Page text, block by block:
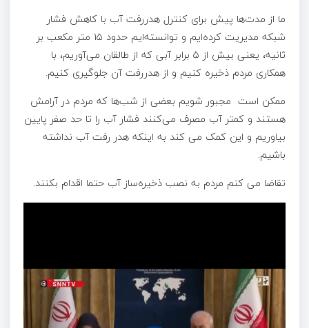
ما از مدت‌ها پیش برای کنترل هدررفت آب با کاهش فشار
شبکه مدیریت کرده‌ایم و توانسته‌ایم حدود ۱۵ متر مکعب بر
ثانیه، یعنی بیش از ۵ برابر آبی که از طالقان می‌آوریم، با
همکاری مردم ذخیره کنیم و از هدررفت آن جلوگیری کنیم.
ممکن است مجبور شویم بعضی از شب‌ها که مردم در آرامش
هستند و کمتر آب مصرف می‌کنند فشار آب را تا حد صفر پایین
بیاوریم و این کمک می کند به اینکه هدر رفت آب نداشته
باشیم.
تقاضا می کنم مردم به نصب ذخیره‌ساز آب حتما اقدام بکنند.